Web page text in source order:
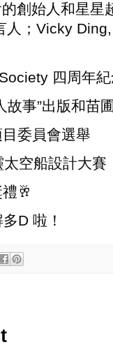
創始人和星星
人；Vicky
四周年
故事”出版和苗
委員會選舉
空船設計大賽
🥂
D 啦！